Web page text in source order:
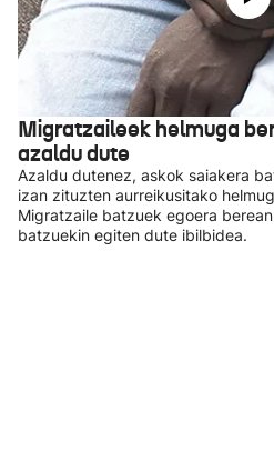
Migratzaileek helmuga
azaldu dute
Azaldu dutenez, askok saiakera
izan zituzten aurreikusitako
Migratzaile batzuek egoera
batzuekin egiten dute ibilbidea.